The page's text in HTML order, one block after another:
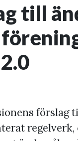
till
förslag
regelverk,